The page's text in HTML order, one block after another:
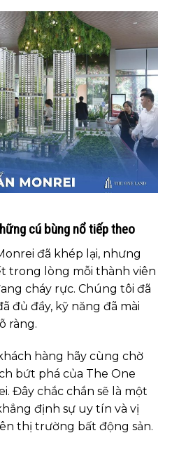
cú bùng nổ tiếp theo
đã khép lại, nhưng
trong lòng mỗi thành viên
cháy rực. Chúng tôi đã
đủ đầy, kỹ năng đã mài
ràng.
hàng hãy cùng chờ
bứt phá của The One
Đây chắc chắn sẽ là một
định sự uy tín và vị
thị trường bất động sản.